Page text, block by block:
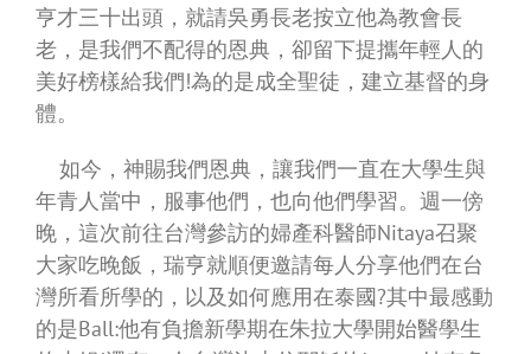
亨才三十出頭，就請吳勇長老按立他為教會長
老，是我們不配得的恩典，卻留下提攜年輕人的
美好榜樣給我們!為的是成全聖徒，建立基督的身
體。
如今，神賜我們恩典，讓我們一直在大學生與
年青人當中，服事他們，也向他們學習。週一傍
晚，這次前往台灣參訪的婦產科醫師Nitaya召聚
大家吃晚飯，瑞亨就順便邀請每人分享他們在台
灣所看所學的，以及如何應用在泰國?其中最感動
的是Ball:他有負擔新學期在朱拉大學開始醫學生